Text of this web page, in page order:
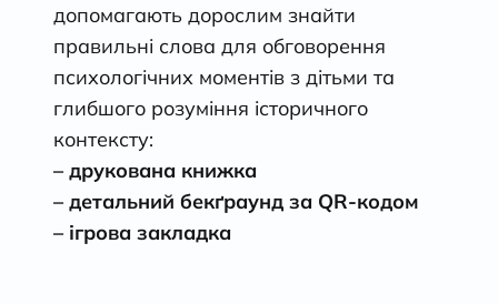
допомагають дорослим знайти
правильні слова для обговорення
психологічних моментів з дітьми та
глибшого розуміння історичного
контексту:
– друкована книжка
– детальний бекґраунд за QR-кодом
– ігрова закладка